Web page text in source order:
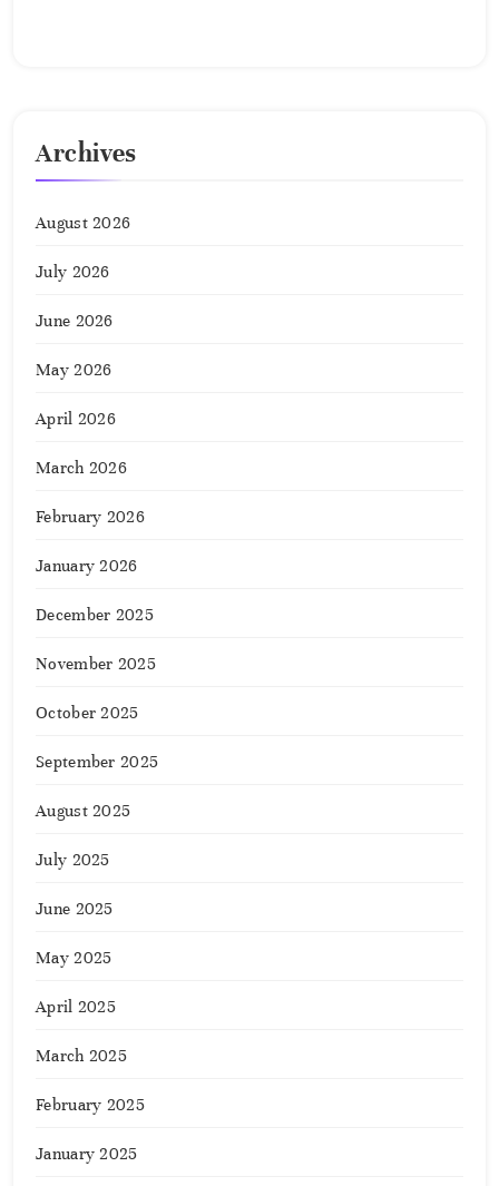
Archives
August 2026
July 2026
June 2026
May 2026
April 2026
March 2026
February 2026
January 2026
December 2025
November 2025
October 2025
September 2025
August 2025
July 2025
June 2025
May 2025
April 2025
March 2025
February 2025
January 2025